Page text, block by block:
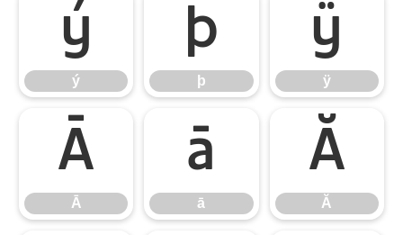
ý
ý
þ
þ
ÿ
ÿ
Ā
Ā
ā
ā
Ă
Ă